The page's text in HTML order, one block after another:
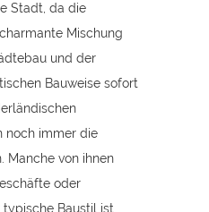
Stadt, da die
Mischung
und der
Bauweise sofort
noch immer die
Manche von ihnen
oder
typische Baustil ist